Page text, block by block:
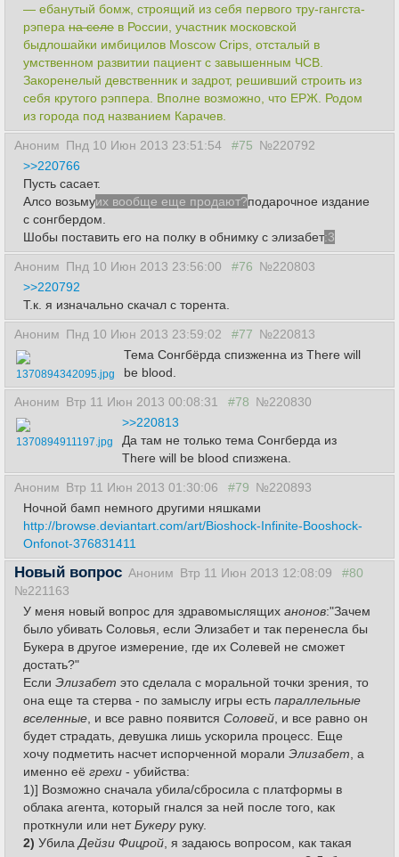
— ебанутый бомж, строящий из себя первого тру-гангста-
рэпера на селе в России, участник московской
быдлошайки имбицилов Moscow Crips, отсталый в
умственном развитии пациент с завышенным ЧСВ.
Закоренелый девственник и задрот, решивший строить из
себя крутого рэппера. Вполне возможно, что ЕРЖ. Родом
из города под названием Карачев.
Аноним Пнд 10 Июн 2013 23:51:54 #75 №220792
>>220766
Пусть сасает.
Алсо возьмуих вообще еще продают?подарочное издание
с сонгбердом.
Шобы поставить его на полку в обнимку с элизабет:3
Аноним Пнд 10 Июн 2013 23:56:00 #76 №220803
>>220792
Т.к. я изначально скачал с торента.
Аноним Пнд 10 Июн 2013 23:59:02 #77 №220813
1370894342095.jpg
Тема Сонгбёрда спизженна из There will
be blood.
Аноним Втр 11 Июн 2013 00:08:31 #78 №220830
1370894911197.jpg
>>220813
Да там не только тема Сонгберда из
There will be blood спизжена.
Аноним Втр 11 Июн 2013 01:30:06 #79 №220893
Ночной бамп немного другими няшками
http://browse.deviantart.com/art/Bioshock-Infinite-Booshock-
Onfonot-376831411
Новый вопрос Аноним Втр 11 Июн 2013 12:08:09
#80
№221163
У меня новый вопрос для здравомыслящих анонов:"Зачем
было убивать Соловья, если Элизабет и так перенесла бы
Букера в другое измерение, где их Солевей не сможет
достать?"
Если Элизабет это сделала с моральной точки зрения, то
она еще та стерва - по замыслу игры есть параллельные
вселенные , и все равно появится Соловей , и все равно он
будет страдать, девушка лишь ускорила процесс. Еще
хочу подметить насчет испорченной морали Элизабет , а
именно её грехи - убийства:
1)] Возможно сначала убила/сбросила с платформы в
облака агента, который гнался за ней после того, как
проткнули или нетБукеруруку.
2) Убила Дейзи Фицрой , я задаюсь вопросом, как такая